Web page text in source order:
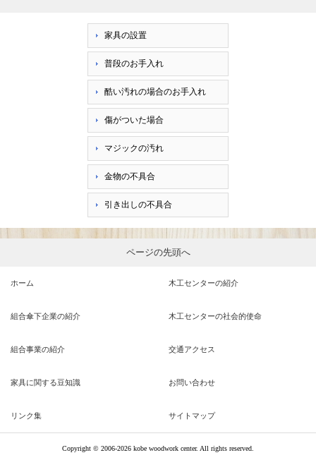
家具の設置
普段のお手入れ
酷い汚れの場合のお手入れ
傷がついた場合
マジックの汚れ
金物の不具合
引き出しの不具合
ページの先頭へ
ホーム 木工センターの紹介
組合傘下企業の紹介 木工センターの社会的使命
組合事業の紹介 交通アクセス
家具に関する豆知識 お問い合わせ
リンク集 サイトマップ
Copyright © 2006-2026 kobe woodwork center. All rights reserved.